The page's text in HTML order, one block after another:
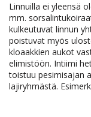
Linnuilla ei yleensä
mm.
kulkeutuvat linnun
poistuvat myös
kloaakkien aukot
elimistöön. Intiimi
toistuu pesimisajan
lajiryhmästä.